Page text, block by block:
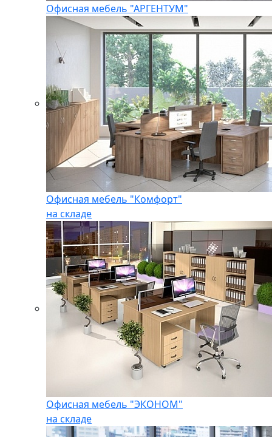
Офисная мебель "АРГЕНТУМ"
Офисная мебель "Комфорт"
на складе
Офисная мебель "ЭКОНОМ"
на складе